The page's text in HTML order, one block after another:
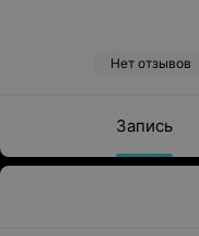
Нет отзывов
Запись